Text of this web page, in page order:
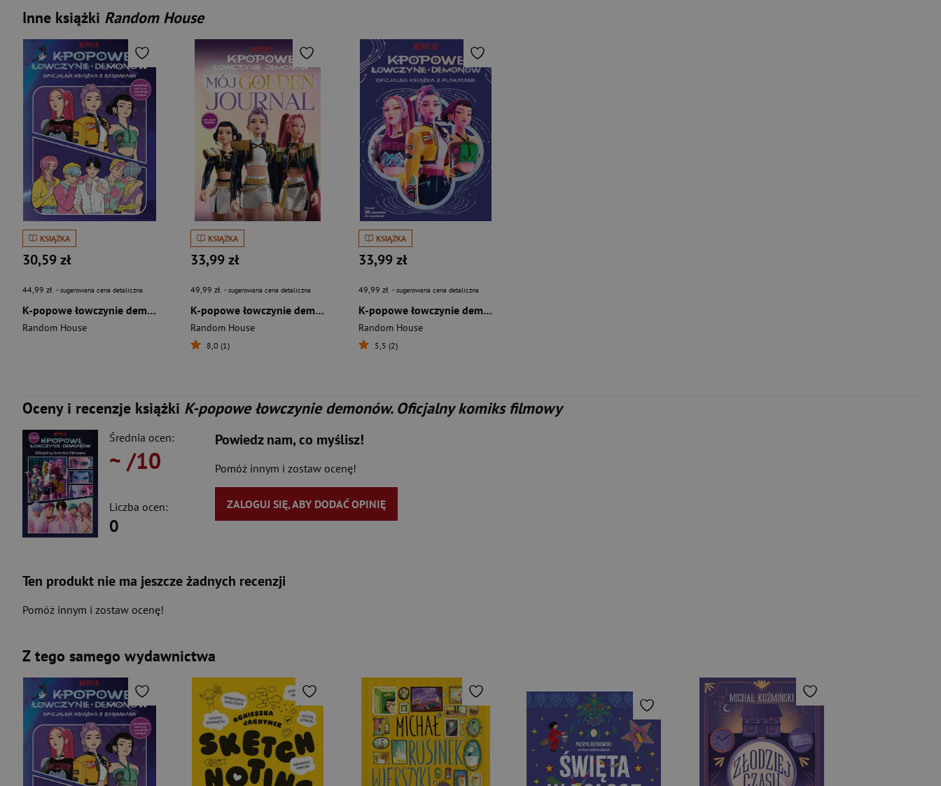
Inne książki Random House
KSIĄŻKA
30,59 zł
44,99 zł - sugerowana cena detaliczna
K-popowe łowczynie demonów. Oficjalna książka z zadaniami
Random House
KSIĄŻKA
33,99 zł
49,99 zł - sugerowana cena detaliczna
K-popowe łowczynie demonów. Mój golden journal. Oficjalny dziennik
Random House
8,0 (1)
KSIĄŻKA
33,99 zł
49,99 zł - sugerowana cena detaliczna
K-popowe łowczynie demonów. Oficjalna książka z plakatami
Random House
5,5 (2)
Oceny i recenzje książki K-popowe łowczynie demonów. Oficjalny komiks filmowy
Średnia ocen:
~ /10
Liczba ocen:
0
Powiedz nam, co myślisz!
Pomóż innym i zostaw ocenę!
ZALOGUJ SIĘ, ABY DODAĆ OPINIĘ
Ten produkt nie ma jeszcze żadnych recenzji
Pomóż innym i zostaw ocenę!
Z tego samego wydawnictwa